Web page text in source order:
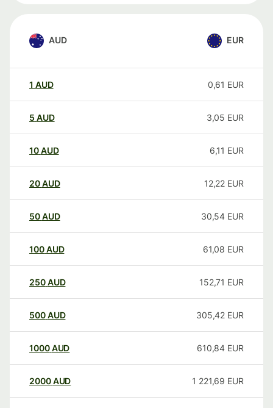
AUD EUR
1 AUD 0,61 EUR
5 AUD 3,05 EUR
10AUD 6,11 EUR
20AUD 12,22 EUR
50AUD 30,54 EUR
100AUD 61,08 EUR
250AUD 152,71 EUR
500AUD 305,42 EUR
1000AUD 610,84 EUR
2000AUD 1 221,69 EUR